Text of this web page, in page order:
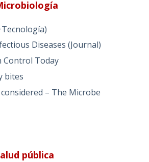
Diseases (Journal)
Control Today
bites
– The Microbe
pública